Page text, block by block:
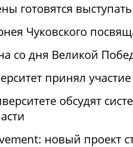
готовятся
Чуковского
со дня Великой
принял
обсудят
новый проект